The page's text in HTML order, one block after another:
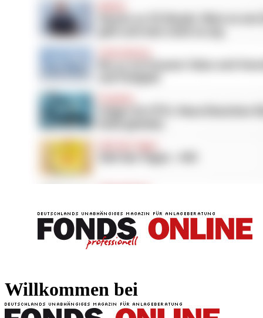
Willkommen bei